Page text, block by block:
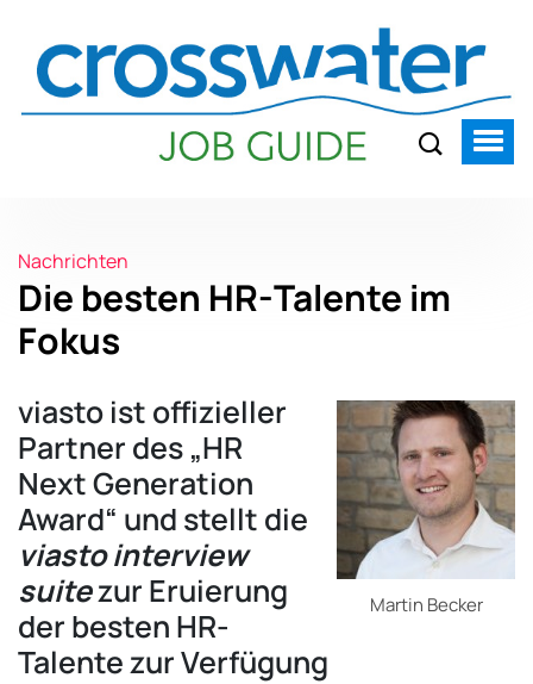
Nachrichten
Die besten HR-Talente im
Fokus
Martin Becker
viasto ist offizieller
Partner des „HR
Next Generation
Award“ und stellt die
viasto interview
suitezur Eruierung
der besten HR-
Talente zur Verfügung